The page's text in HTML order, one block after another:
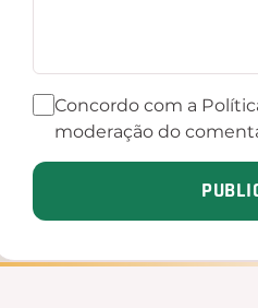
Concordo com a
moderação do